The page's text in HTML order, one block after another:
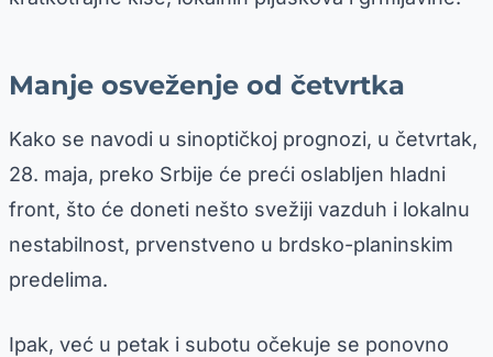
Manje osveženje od četvrtka
Kako se navodi u sinoptičkoj prognozi, u četvrtak,
28. maja, preko Srbije će preći oslabljen hladni
front, što će doneti nešto svežiji vazduh i lokalnu
nestabilnost, prvenstveno u brdsko-planinskim
predelima.
Ipak, već u petak i subotu očekuje se ponovno